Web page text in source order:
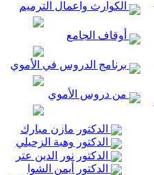
الكوارث واعمال الترميم
أوقاف الجامع
برنامج الدروس في الأموي
من دروس الأموي
الدكتور مازن مبارك
الدكتور وهبة الزحيلي
الدكتور نور الدين عتر
الدكتور أيمن الشوا